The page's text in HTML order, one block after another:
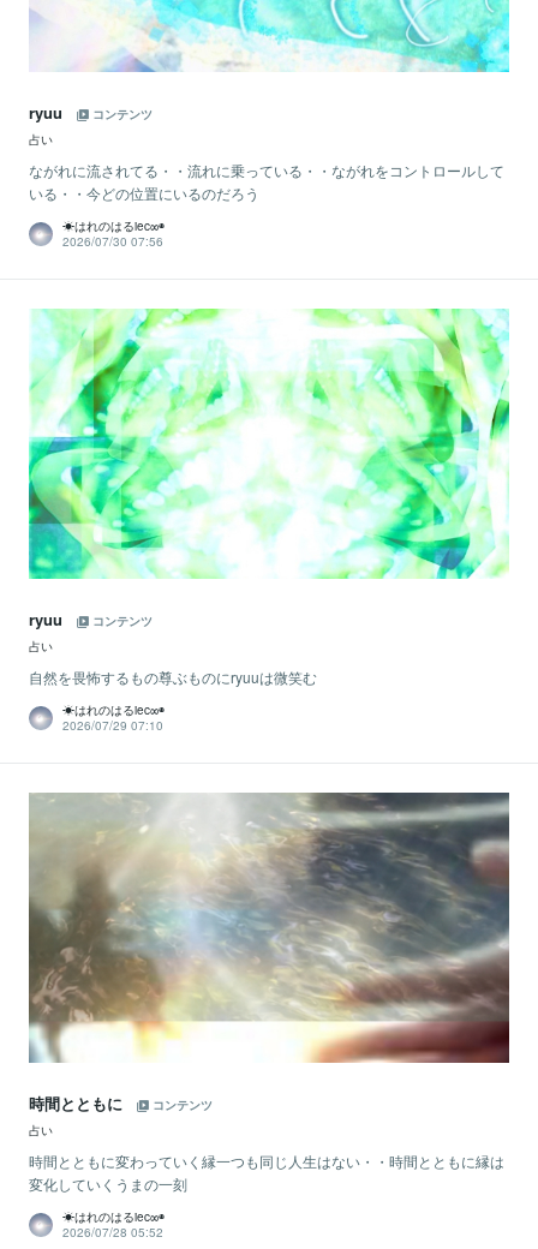
ryuu
コンテンツ
占い
ながれに流されてる・・流れに乗っている・・ながれをコントロールして
いる・・今どの位置にいるのだろう
☀はれのはるiec∞◉
2026/07/30 07:56
ryuu
コンテンツ
占い
自然を畏怖するもの尊ぶものにryuuは微笑む
☀はれのはるiec∞◉
2026/07/29 07:10
時間とともに
コンテンツ
占い
時間とともに変わっていく縁一つも同じ人生はない・・時間とともに縁は
変化していくうまの一刻
☀はれのはるiec∞◉
2026/07/28 05:52